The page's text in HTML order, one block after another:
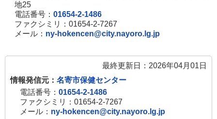
地25
電話番号： 01654-2-1486
ファクシミリ：01654-2-7267
メール： ny-hokencen@city.nayoro.lg.jp
最終更新日：2026年04月01日
情報発信元： 名寄市保健センター
電話番号： 01654-2-1486
ファクシミリ：01654-2-7267
メール： ny-hokencen@city.nayoro.lg.jp